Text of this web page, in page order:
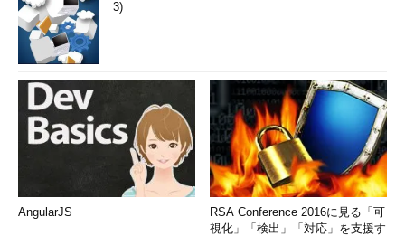
3)
AngularJS
RSA Conference 2016に見る「可
視化」「検出」「対応」を支援す